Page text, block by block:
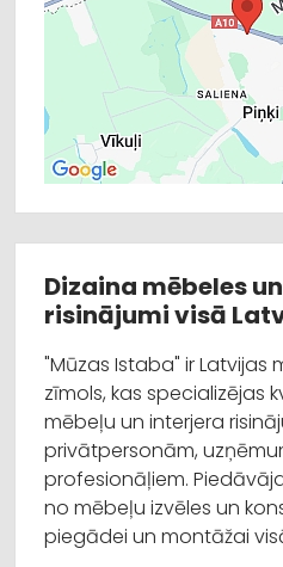
Dizaina mēbeles
risinājumi visā
"Mūzas Istaba" ir Latvijas
zīmols, kas specializējas
mēbeļu un interjera
privātpersonām,
profesionāļiem.
no mēbeļu izvēles un
piegādei un montāžai